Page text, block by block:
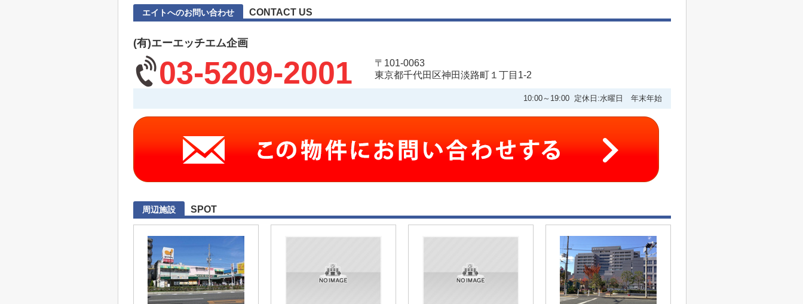
エイトへのお問い合わせ CONTACT US
(有)エーエッチエム企画
03-5209-2001
〒101-0063
東京都千代田区神田淡路町１丁目1-2
10:00～19:00 定休日:水曜日 年末年始
周辺施設 SPOT